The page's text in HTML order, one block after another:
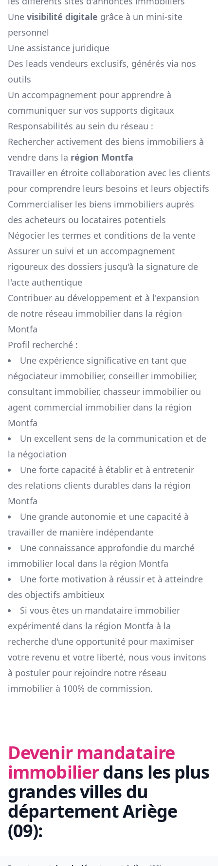
Une visibilité digitale grâce à un mini-site
personnel
Une assistance juridique
Des leads vendeurs exclusifs, générés via nos
outils
Un accompagnement pour apprendre à
communiquer sur vos supports digitaux
Responsabilités au sein du réseau :
Rechercher activement des biens immobiliers à
vendre dans la région Montfa
Travailler en étroite collaboration avec les clients
pour comprendre leurs besoins et leurs objectifs
Commercialiser les biens immobiliers auprès
des acheteurs ou locataires potentiels
Négocier les termes et conditions de la vente
Assurer un suivi et un accompagnement
rigoureux des dossiers jusqu'à la signature de
l'acte authentique
Contribuer au développement et à l'expansion
de notre réseau immobilier dans la région
Montfa
Profil recherché :
Une expérience significative en tant que
négociateur immobilier, conseiller immobilier,
consultant immobilier, chasseur immobilier ou
agent commercial immobilier dans la région
Montfa
Un excellent sens de la communication et de
la négociation
Une forte capacité à établir et à entretenir
des relations clients durables dans la région
Montfa
Une grande autonomie et une capacité à
travailler de manière indépendante
Une connaissance approfondie du marché
immobilier local dans la région Montfa
Une forte motivation à réussir et à atteindre
des objectifs ambitieux
Si vous êtes un mandataire immobilier
expérimenté dans la région Montfa à la
recherche d'une opportunité pour maximiser
votre revenu et votre liberté, nous vous invitons
à postuler pour rejoindre notre réseau
immobilier à 100% de commission.
Devenir mandataire
immobilierdans les plus
grandes villes du
départementAriège
(09):